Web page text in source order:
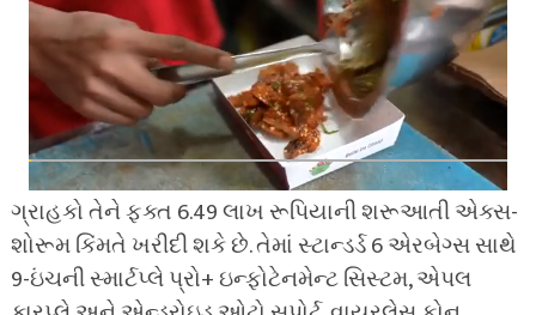
ગ્રાહકો તેને ફક્ત 6.49 લાખ રૂપિયાની શરૂઆતી એક્સ-
શોરૂમ કિંમતે ખરીદી શકે છે. તેમાં સ્ટાન્ડર્ડ 6 એરબેગ્સ સાથે
9-ઇંચની સ્માર્ટપ્લે પ્રો+ ઇન્ફોટેનમેન્ટ સિસ્ટમ, એપલ